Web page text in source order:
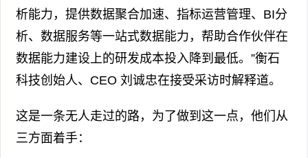
析能力，提供数据聚合加速、指标运营管理、BI分
析、数据服务等一站式数据能力，帮助合作伙伴在
数据能力建设上的研发成本投入降到最低。”衡石
科技创始人、CEO 刘诚忠在接受采访时解释道。
这是一条无人走过的路，为了做到这一点，他们从
三方面着手：